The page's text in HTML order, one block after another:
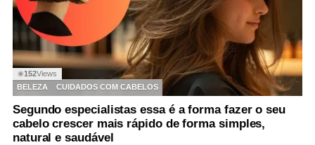
◉152Views
BELEZA
CUIDADOS COM CABELOS
Segundo especialistas essa é a forma fazer o seu
cabelo crescer mais rápido de forma simples,
natural e saudável